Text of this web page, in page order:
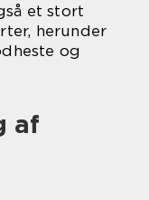
et stort
herunder
og
af